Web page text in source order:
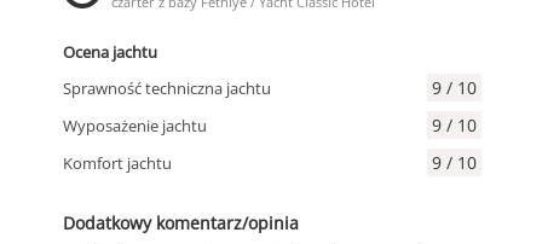
Ocena jachtu
Sprawność techniczna jachtu
9 / 10
Wyposażenie jachtu 9 / 10
Komfort jachtu 9 / 10
Dodatkowy komentarz/opinia